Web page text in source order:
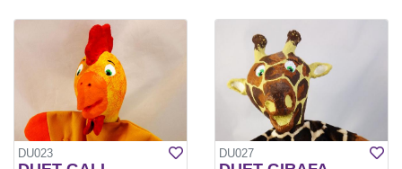
DU023 DU027